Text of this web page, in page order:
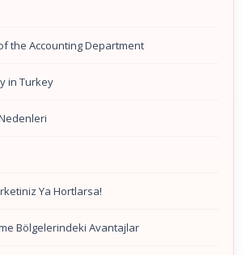
the Accounting Department
in Turkey
Ya Hortlarsa!
Bölgelerindeki Avantajlar